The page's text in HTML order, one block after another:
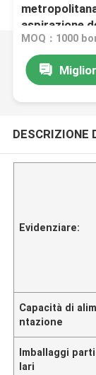
aspirazione
MOQ：1000
DESCRIZIONE
Evidenziare:
Capacità di
ntazione
Imballaggi
lari